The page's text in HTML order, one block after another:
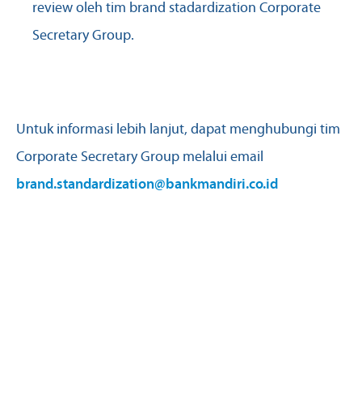
review oleh tim brand stadardization Corporate
Secretary Group.
Untuk informasi lebih lanjut, dapat menghubungi tim
Corporate Secretary Group melalui email
brand.standardization@bankmandiri.co.id